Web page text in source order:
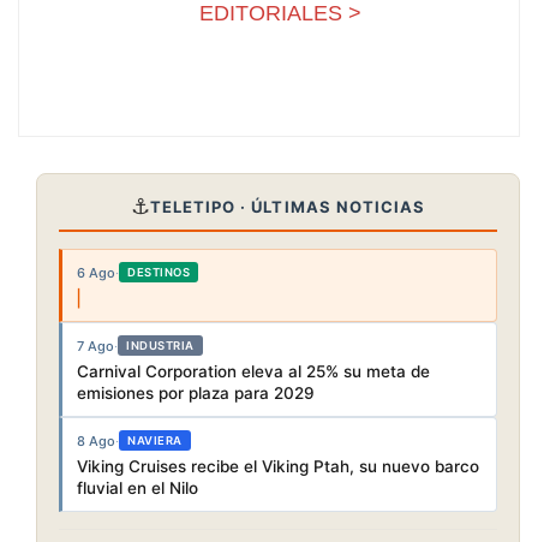
EDITORIALES >
⚓TELETIPO · ÚLTIMAS NOTICIAS
6 Ago· DESTINOS
7 Ago· INDUSTRIA
Carnival Corporation eleva al 25% su meta de
emisiones por plaza para 2029
8 Ago· NAVIERA
Viking Cruises recibe el Viking Ptah, su nuevo barco
fluvial en el Nilo